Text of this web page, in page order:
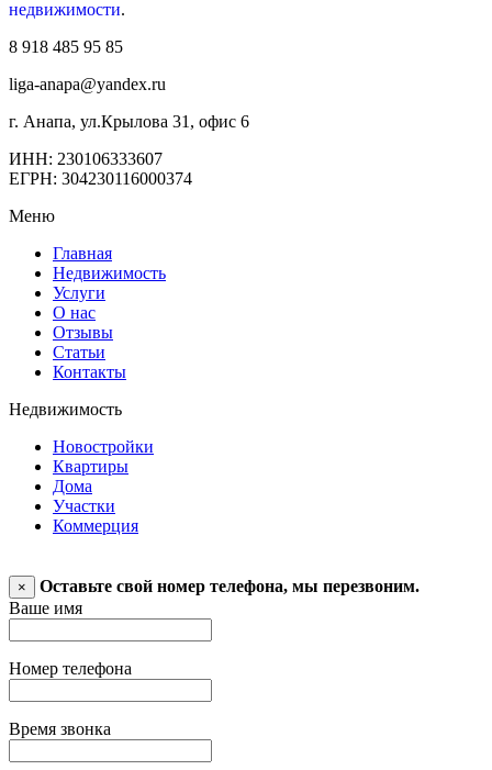
недвижимости.
8 918 485 95 85
liga-anapa@yandex.ru
г. Анапа, ул.Крылова 31, офис 6
ИНН: 230106333607
ЕГРН: 304230116000374
Меню
Главная
Недвижимость
Услуги
О нас
Отзывы
Статьи
Контакты
Недвижимость
Новостройки
Квартиры
Дома
Участки
Коммерция
×
Оставьте свой номер телефона, мы перезвоним.
Ваше имя
Номер телефона
Время звонка